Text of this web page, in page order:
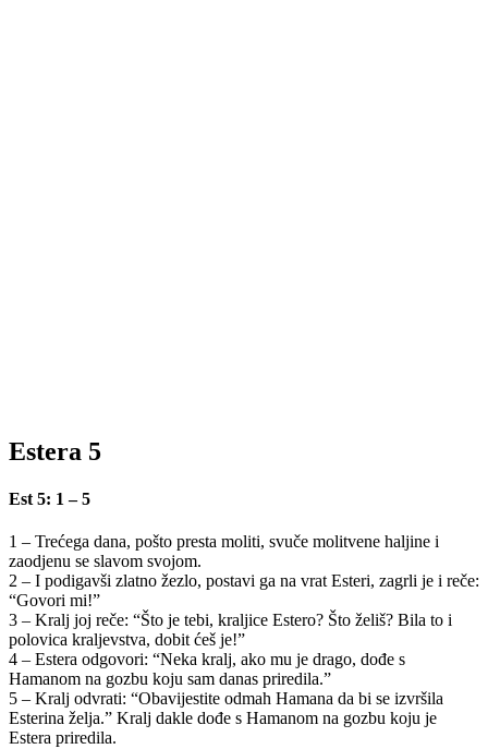
Estera 5
Est 5: 1 – 5
1 – Trećega dana, pošto presta moliti, svuče molitvene haljine i
zaodjenu se slavom svojom.
2 – I podigavši zlatno žezlo, postavi ga na vrat Esteri, zagrli je i reče:
“Govori mi!”
3 – Kralj joj reče: “Što je tebi, kraljice Estero? Što želiš? Bila to i
polovica kraljevstva, dobit ćeš je!”
4 – Estera odgovori: “Neka kralj, ako mu je drago, dođe s
Hamanom na gozbu koju sam danas priredila.”
5 – Kralj odvrati: “Obavijestite odmah Hamana da bi se izvršila
Esterina želja.” Kralj dakle dođe s Hamanom na gozbu koju je
Estera priredila.